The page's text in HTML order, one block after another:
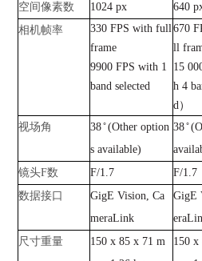
空间像素数
1024 px 640
相机帧率
330 FPS with full
frame
9900 FPS with 1
band selected
670
ll
15
h 4
d）
视场角
38 ̊ (Other option
s available)
38
镜头F数 F/1.7 F/1.7
数据接口
GigE Vision, Ca
meraLink
GigE
尺寸重量
150 x 85 x 71 m
150 x